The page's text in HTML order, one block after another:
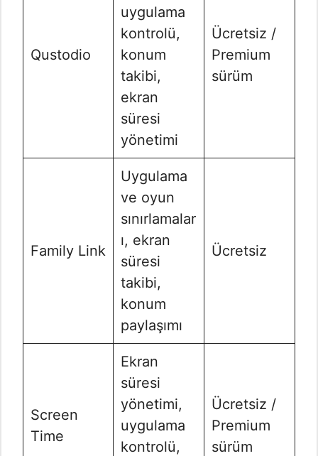
Qustodio
uygulama
kontrolü,
konum
takibi,
ekran
süresi
yönetimi
Ücretsiz /
Premium
sürüm
Family Link
Uygulama
ve oyun
sınırlamalar
ı, ekran
süresi
takibi,
konum
paylaşımı
Ücretsiz
Screen
Time
Ekran
süresi
yönetimi,
uygulama
kontrolü,
Ücretsiz /
Premium
sürüm